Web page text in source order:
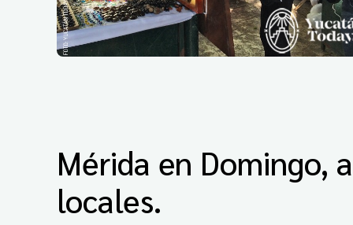
Mérida en Domingo,
locales.